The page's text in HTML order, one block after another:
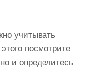
учитывать
посмотрите
и определитесь